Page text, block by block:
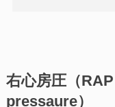
右心房圧（
pressaure）